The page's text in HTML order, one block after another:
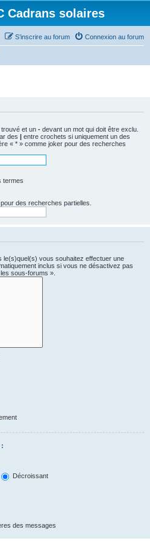
Cadrans solaires
Connexion au forum
S’inscrire au forum
et un - devant un mot qui doit être exclu.
des | entre crochets si uniquement un des
« * » comme joker pour des recherches
termes
des recherches partielles.
le(s)quel(s) vous souhaitez effectuer une
inclus si vous ne désactivez pas
sous-forums ».
:
Décroissant
des messages